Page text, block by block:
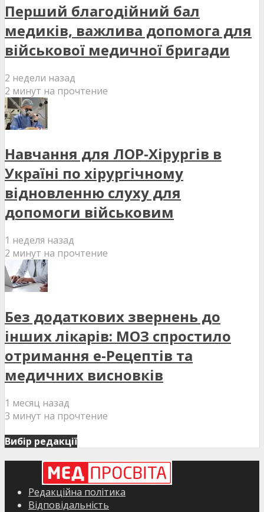
Перший благодійний бал
медиків, важлива допомога для
військової медичної бригади
2 недели назад
2 минут на прочтение
Навчання для ЛОР-Хірургів в
Україні по хірургічному
відновленню слуху для
допомоги військовим
1 неделя назад
2 минут на прочтение
Без додаткових звернень до
інших лікарів: МОЗ спростило
отримання е-Рецептів та
медичних висновків
1 месяц назад
3 минут на прочтение
Вибір редакції
Редакційна політика
Відповідальність